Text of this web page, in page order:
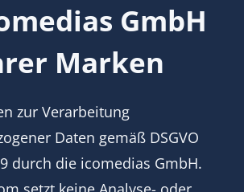
GmbH
Marken
zur Verarbeitung
Daten gemäß DSGVO
durch die icomedias GmbH.